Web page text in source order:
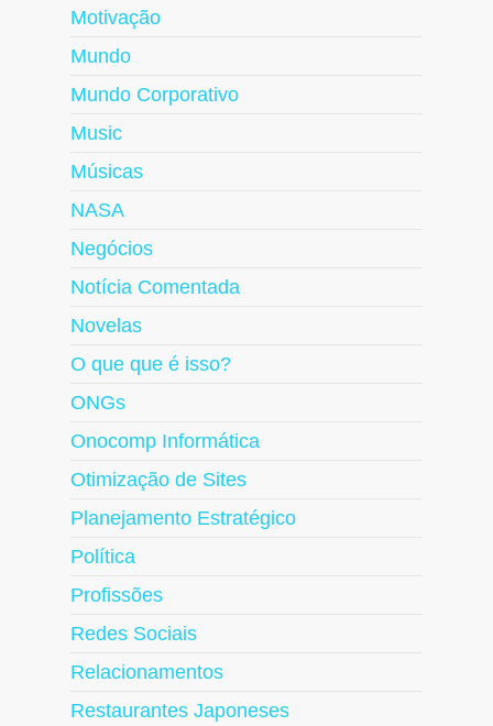
Motivação
Mundo
Mundo Corporativo
Music
Músicas
NASA
Negócios
Notícia Comentada
Novelas
O que que é isso?
ONGs
Onocomp Informática
Otimização de Sites
Planejamento Estratégico
Política
Profissões
Redes Sociais
Relacionamentos
Restaurantes Japoneses